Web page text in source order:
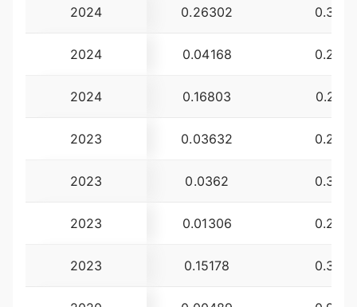
2024 0.26302 0.30
2024 0.04168 0.28
2024 0.16803 0.21
2023 0.03632 0.22
2023 0.0362 0.32
2023 0.01306 0.25
2023 0.15178 0.38